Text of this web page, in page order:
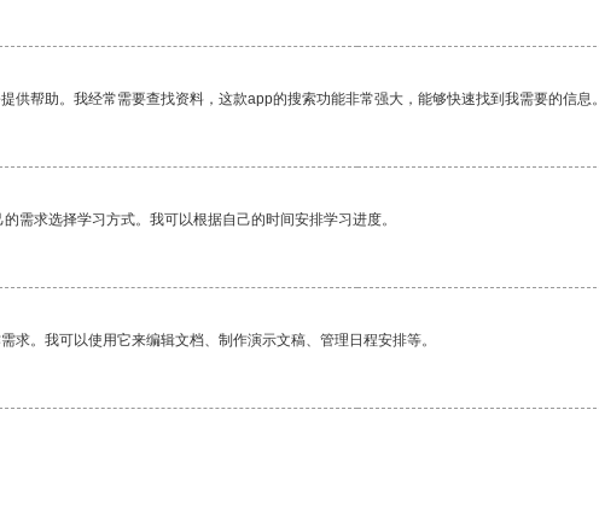
供帮助。我经常需要查找资料，这款app的搜索功能非常强大，能够快速找到我需要的信息。
需求选择学习方式。我可以根据自己的时间安排学习进度。
求。我可以使用它来编辑文档、制作演示文稿、管理日程安排等。